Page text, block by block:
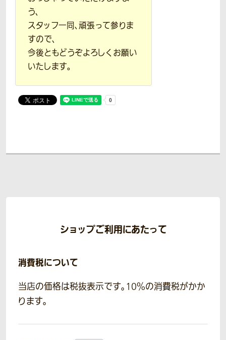
う、
スタッフ一同、頑張って参りま
すので、
今後ともどうぞよろしくお願い
いたします。
ショップご利用にあたって
消費税について
当店の価格は税抜表示です。10％の消費税がかか
ります。